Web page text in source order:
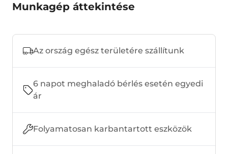
Munkagép áttekintése
Az ország egész területére szállítunk
6 napot meghaladó bérlés esetén egyedi
ár
Folyamatosan karbantartott eszközök